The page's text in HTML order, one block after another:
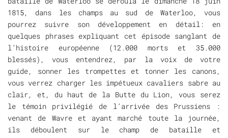
1815, dans les champs au sud de Waterloo, vous
pourrez suivre son développement en détail: en
quelques phrases expliquant cet épisode sanglant de
l’histoire européenne (12.000 morts et 35.000
blessés), vous entendrez, par la voix de votre
guide, sonner les trompettes et tonner les canons,
vous verrez charger les impétueux cavaliers sabre au
clair, et, du haut de la Butte du Lion, vous serez
le témoin privilégié de l’arrivée des Prussiens :
venant de Wavre et ayant marché toute la journée,
ils déboulent sur le champ de bataille et